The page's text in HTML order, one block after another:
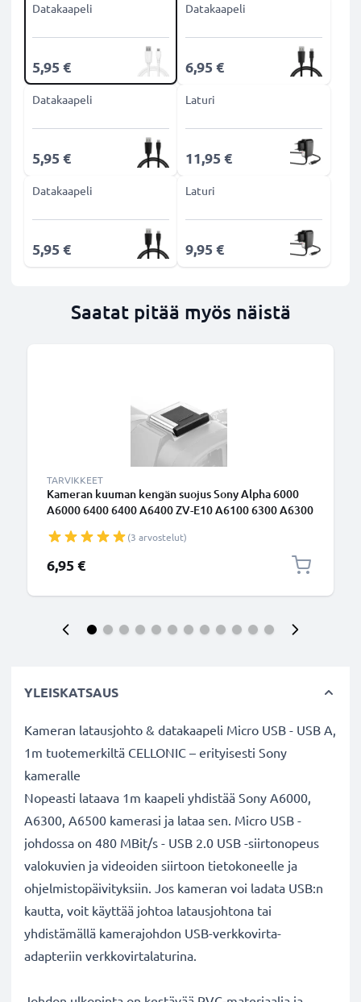
Datakaapeli
5,95 €
Datakaapeli
6,95 €
Datakaapeli
5,95 €
Laturi
11,95 €
Datakaapeli
5,95 €
Laturi
9,95 €
Saatat pitää myös näistä
TARVIKKEET
Kameran kuuman kengän suojus Sony Alpha 6000
A6000 6400 6400 A6400 ZV-E10 A6100 6300 A6300
(3 arvostelut)
6,95 €
YLEISKATSAUS
Kameran latausjohto & datakaapeli Micro USB - USB A,
1m tuotemerkiltä CELLONIC – erityisesti Sony
kameralle
Nopeasti lataava 1m kaapeli yhdistää Sony A6000,
A6300, A6500 kamerasi ja lataa sen. Micro USB -
johdossa on 480 MBit/s - USB 2.0 USB -siirtonopeus
valokuvien ja videoiden siirtoon tietokoneelle ja
ohjelmistopäivityksiin. Jos kameran voi ladata USB:n
kautta, voit käyttää johtoa latausjohtona tai
yhdistämällä kamerajohdon USB-verkkovirta-
adapteriin verkkovirtalaturina.